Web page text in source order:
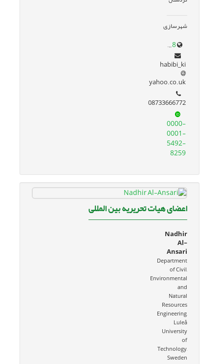
شهرسازی
www.google.com/url?sa=t&source=web&rct=j&opi=89978449&url=research.uok.ac.ir/~khabibi/&ved=2ahUKEwjHirLun6KJAxWF87sIHfNUEc0QFnoECBcQAQ&usg=AOvVaw1N0iwhQUpU3mxxq66Xv208
habibi_ki
yahoo.co.uk
08733666772
0000-
0001-
5492-
8259
اعضای هیات تحریریه بین المللی
Nadhir
Al-
Ansari
Department
of Civil,
Environmental
and
Natural
Resources
Engineering,
Luleå
University
of
Technology,
Sweden